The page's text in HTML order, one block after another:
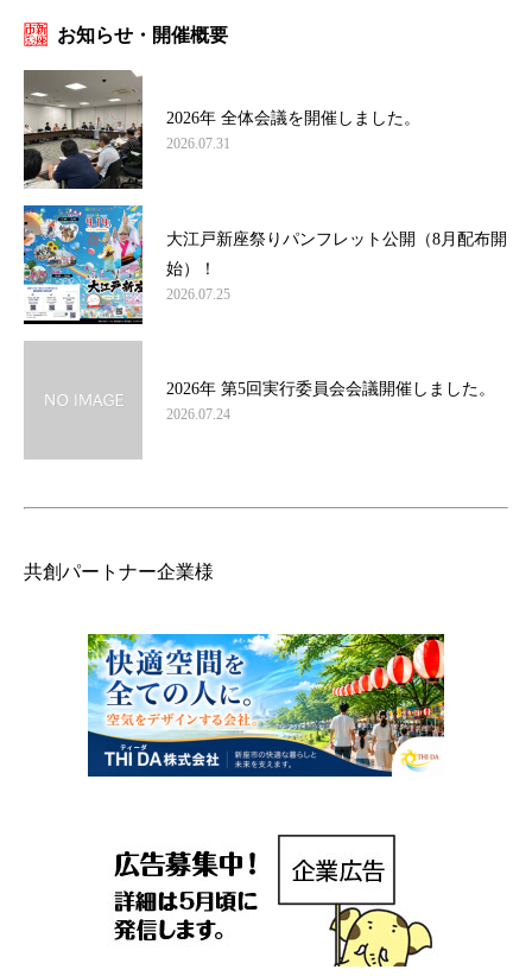
お知らせ・開催概要
2026年 全体会議を開催しました。
2026.07.31
大江戸新座祭りパンフレット公開（8月配布開
始）！
2026.07.25
2026年 第5回実行委員会会議開催しました。
2026.07.24
共創パートナー企業様